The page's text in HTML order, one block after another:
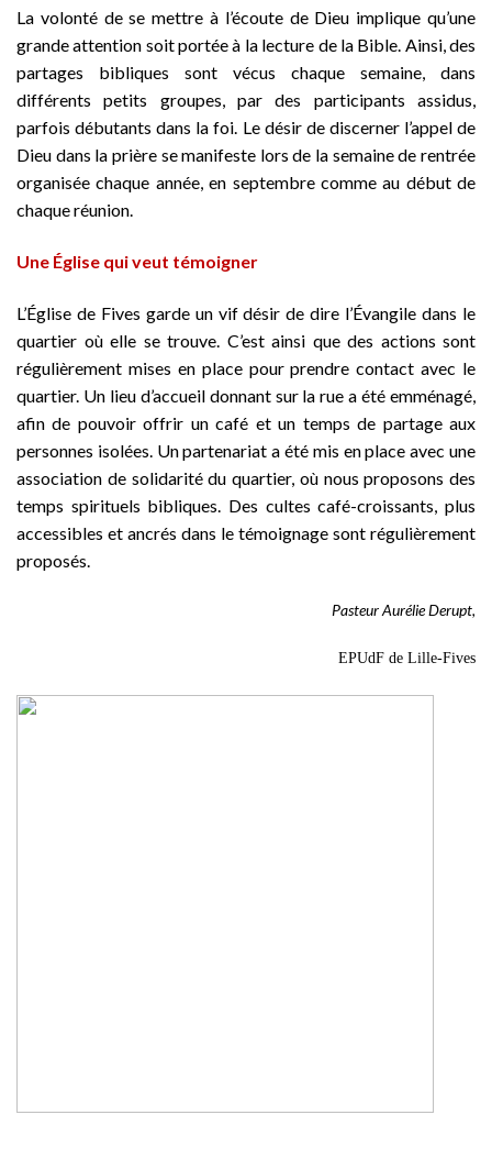
La volonté de se mettre à l’écoute de Dieu implique qu’une
grande attention soit portée à la lecture de la Bible. Ainsi, des
partages bibliques sont vécus chaque semaine, dans
différents petits groupes, par des participants assidus,
parfois débutants dans la foi. Le désir de discerner l’appel de
Dieu dans la prière se manifeste lors de la semaine de rentrée
organisée chaque année, en septembre comme au début de
chaque réunion.
Une Église qui veut témoigner
L’Église de Fives garde un vif désir de dire l’Évangile dans le
quartier où elle se trouve. C’est ainsi que des actions sont
régulièrement mises en place pour prendre contact avec le
quartier. Un lieu d’accueil donnant sur la rue a été emménagé,
afin de pouvoir offrir un café et un temps de partage aux
personnes isolées. Un partenariat a été mis en place avec une
association de solidarité du quartier, où nous proposons des
temps spirituels bibliques. Des cultes café-croissants, plus
accessibles et ancrés dans le témoignage sont régulièrement
proposés.
Pasteur Aurélie Derupt,
EPUdF de Lille-Fives